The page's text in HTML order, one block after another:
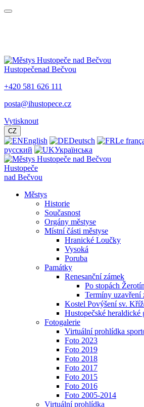
Hustopečenad Bečvou
+420 581 626 111
posta@ihustopece.cz
Vytisknout
CZ
English Deutsch Le
русский
Українська
Hustopeče
nad Bečvou
Městys
Historie
Současnost
Orgány městyse
Místní části městyse
Hranické Loučky
Vysoká
Poruba
Památky
Renesanční zámek
Po stopách
Termíny uzavření
Kostel Povýšení sv.
Hustopečské heraldické
Fotogalerie
Virtuální prohlídka
Foto 2023
Foto 2019
Foto 2018
Foto 2017
Foto 2015
Foto 2016
Foto 2005-2014
Virtuální prohlídka